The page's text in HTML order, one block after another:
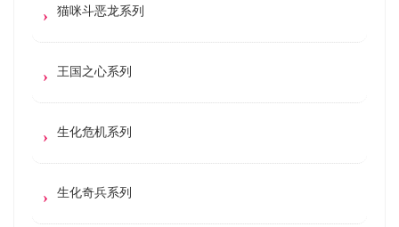
猫咪斗恶龙系列
王国之心系列
生化危机系列
生化奇兵系列